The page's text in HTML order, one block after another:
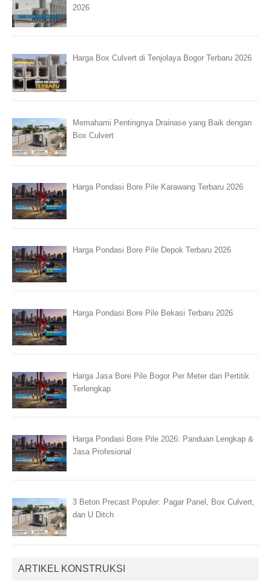
2026
Harga Box Culvert di Tenjolaya Bogor Terbaru 2026
Memahami Pentingnya Drainase yang Baik dengan
Box Culvert
Harga Pondasi Bore Pile Karawang Terbaru 2026
Harga Pondasi Bore Pile Depok Terbaru 2026
Harga Pondasi Bore Pile Bekasi Terbaru 2026
Harga Jasa Bore Pile Bogor Per Meter dan Pertitik
Terlengkap
Harga Pondasi Bore Pile 2026: Panduan Lengkap &
Jasa Profesional
3 Beton Precast Populer: Pagar Panel, Box Culvert,
dan U Ditch
ARTIKEL KONSTRUKSI